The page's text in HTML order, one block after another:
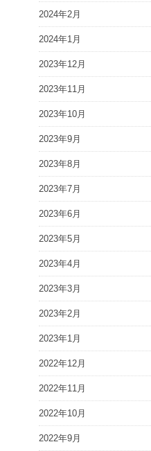
2024年2月
2024年1月
2023年12月
2023年11月
2023年10月
2023年9月
2023年8月
2023年7月
2023年6月
2023年5月
2023年4月
2023年3月
2023年2月
2023年1月
2022年12月
2022年11月
2022年10月
2022年9月